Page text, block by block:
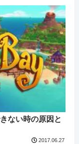
ない時の原因と
2017.06.27